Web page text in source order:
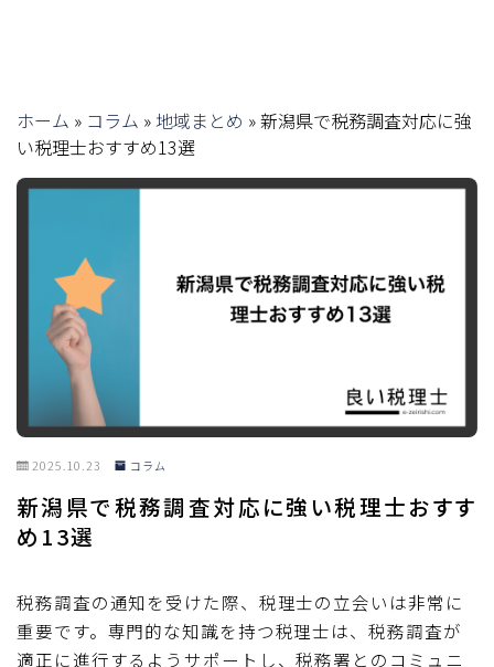
ホーム » コラム » 地域まとめ »新潟県で税務調査対応に強
い税理士おすすめ13選
2025.10.23 コラム
新潟県で税務調査対応に強い税理士おすす
め13選
税務調査の通知を受けた際、税理士の立会いは非常に
重要です。専門的な知識を持つ税理士は、税務調査が
適正に進行するようサポートし、税務署とのコミュニ